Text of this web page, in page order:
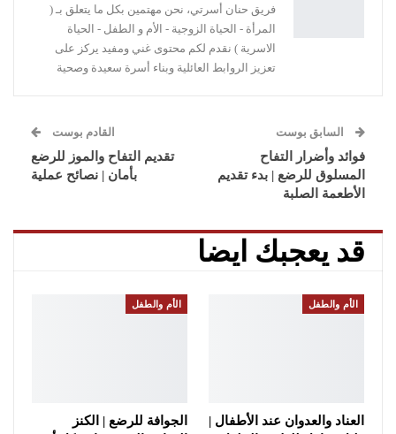
فريق حنان أسرتي، نحن مهتمين بكل ما يتعلق بـ (
المرأة - الحياة الزوجية - الأم و الطفل - الحياة
الاسرية ) نقدم لكم محتوى غني ومفيد يركز على
تعزيز الروابط العائلية وبناء أسرة سعيدة وصحية
السابق بوست
فوائد وأضرار التفاح
المسلوق للرضع | بدء تقديم
الأطعمة الصلبة
القادم بوست
تقديم التفاح والموز للرضع
بأمان | نصائح عملية
قد يعجبك ايضا
الأم والطفل
العناد والعدوان عند الأطفال |
الأم والطفل
الجوافة للرضع | الكنز